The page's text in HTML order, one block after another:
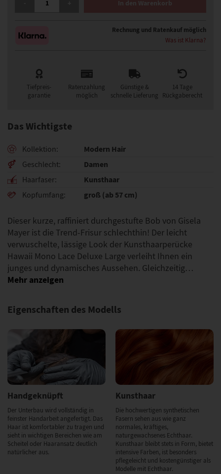
In den Warenkorb
Rechnung und Ratenkauf möglich
Was ist Klarna?
Tiefpreis-
garantie
Ratenzahlung
möglich
Günstige &
schnelle Lieferung
14 Tage
Rückgaberecht
Das Wichtigste
Kollektion Modern Hair
Geschlecht Damen
Haarfaser Kunsthaar
Kopfumfang groß (ab 57 cm)
Dieser kurze, raffiniert durchgestufte Bob von Gisela
Mayer ist die Trend-Frisur schlechthin! Der leicht
verwuschelte, lässige Look der Kunsthaarperücke
Hawaii Mono Lace Deluxe Large verleiht Ihnen ein
junges und dynamisches Aussehen. Gleichzeitig…
Eigenschaften des Modells
Handgeknüpft
Der Unterbau wird vollständig in
feinster Handarbeit angefertigt. Das
Haar ist komfortabler zu tragen und
sieht in wichtigen Bereichen wie am
Scheitel oder Haaransatz deutlich
natürlicher aus.
Kunsthaar
Die hochwertigen synthetischen
Fasern sehen aus wie ganz
normales, kräftiges,
naturgewachsenes Echthaar.
Kunsthaar bleibt stets in Form, bietet
intensive Farben, ist besonders
pflegeleicht und kostengünstiger als
Modelle mit Echthaar.